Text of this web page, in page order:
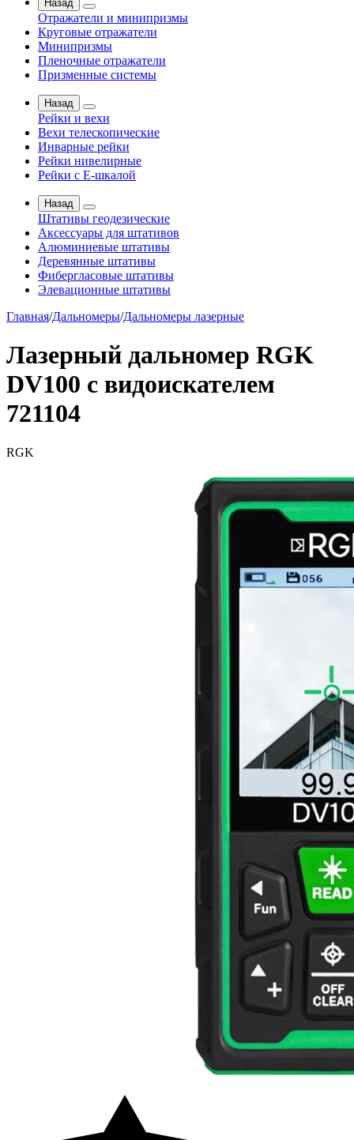
Назад
Отражатели и минипризмы
Круговые отражатели
Минипризмы
Пленочные отражатели
Призменные системы
Назад
Рейки и вехи
Вехи телескопические
Инварные рейки
Рейки нивелирные
Рейки с Е-шкалой
Назад
Штативы геодезические
Аксессуары для штативов
Алюминиевые штативы
Деревянные штативы
Фибергласовые штативы
Элевационные штативы
Главная/Дальномеры/Дальномеры лазерные
Лазерный дальномер RGK
DV100 с видоискателем
721104
RGK